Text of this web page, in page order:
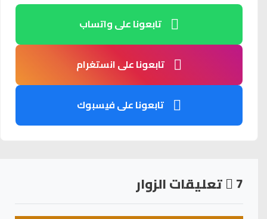
تابعونا على واتساب
تابعونا على انستغرام
تابعونا على فيسبوك
7 تعليقات الزوار